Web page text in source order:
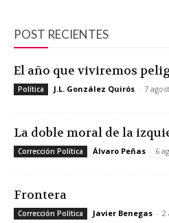
POST RECIENTES
El año que viviremos
Política J.L. González Quirós - 7
La doble moral de la
Corrección Política Álvaro Peñas - 6
Frontera
Corrección Política Javier Benegas - 2